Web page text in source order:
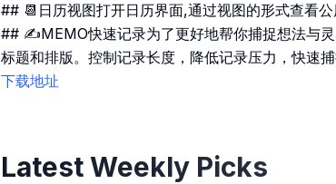
## 📆日历视图打开日历界面,通过视图的形式查看
## ✍️MEMO快速记录为了更好地帮你捕捉想法与
标题和排版。控制记录长度，降低记录压力，快速捕
下载地址
Latest Weekly Picks